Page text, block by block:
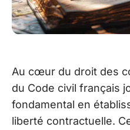
Au cœur du droit des
du Code civil français
fondamental en
liberté contractuelle.